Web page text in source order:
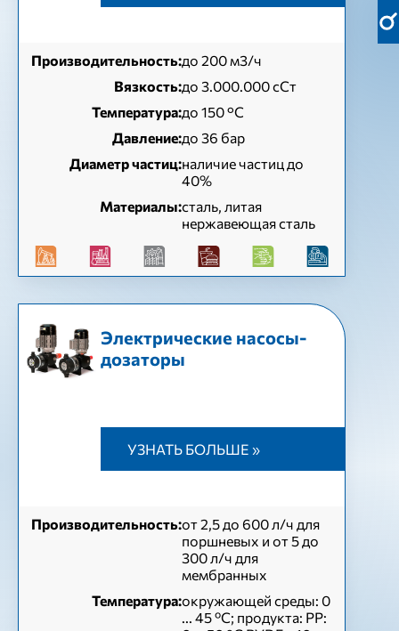
Производительность:до 200 м3/ч
Вязкость:до 3.000.000 сСт
Температура:до 150 °C
Давление:до 36 бар
Диаметр частиц:наличие частиц до
40%
Материалы:сталь, литая
нержавеющая сталь
Электрические насосы-
дозаторы
УЗНАТЬ БОЛЬШЕ »
Производительность:от 2,5 до 600 л/ч для
поршневых и от 5 до
300 л/ч для
мембранных
Температура:окружающей среды: 0
... 45 ºC; продукта: PP: